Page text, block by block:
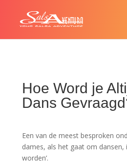
Hoe Word je
Dans
Een van de meest besproken
dames, als het gaat om dansen,
worden’.